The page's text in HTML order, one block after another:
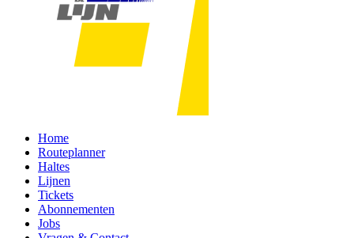
Home
Routeplanner
Haltes
Lijnen
Tickets
Abonnementen
Jobs